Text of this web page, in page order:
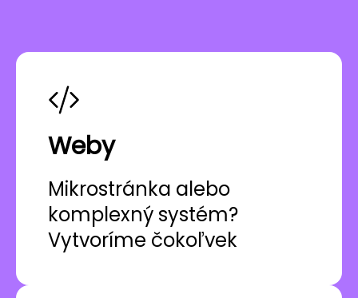
Weby
Mikrostránka alebo
komplexný systém?
Vytvoríme čokoľvek